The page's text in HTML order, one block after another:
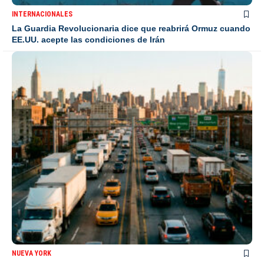
INTERNACIONALES
La Guardia Revolucionaria dice que reabrirá Ormuz cuando
EE.UU. acepte las condiciones de Irán
NUEVA YORK